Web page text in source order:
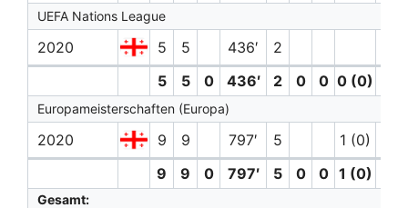
UEFA Nations League
2020 5 5 436′
2
5
5 0 436′ 2 0 0 0 (0)
Europameisterschaften (Europa)
2020 9 9 797′ 5
1 (0)
9
9 0 797′ 5 0 0 1 (0)
Gesamt: